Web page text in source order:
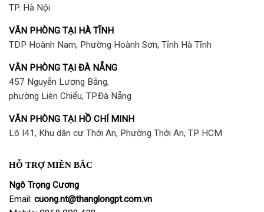
TP. Hà Nội
VĂN PHÒNG TẠI HÀ TĨNH
TDP Hoành Nam, Phường Hoành Sơn, Tỉnh Hà Tĩnh
VĂN PHÒNG TẠI ĐÀ NẴNG
457 Nguyễn Lương Bằng,
phường Liên Chiểu, TP.Đà Nẵng
VĂN PHÒNG TẠI HỒ CHÍ MINH
Lô I41, Khu dân cư Thới An, Phường Thới An, TP HCM
HỖ TRỢ MIỀN BẮC
Ngô Trọng Cương
Email: cuong.nt@thanglongpt.com.vn